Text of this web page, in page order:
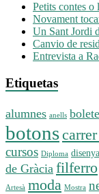
Petits contes o
Novament
Un Sant Jordi
Canvio de
Entrevista a
Etiquetas
alumnes anells
botons
cursos Diploma
de Gràcia filferro
Artesà moda Mostra